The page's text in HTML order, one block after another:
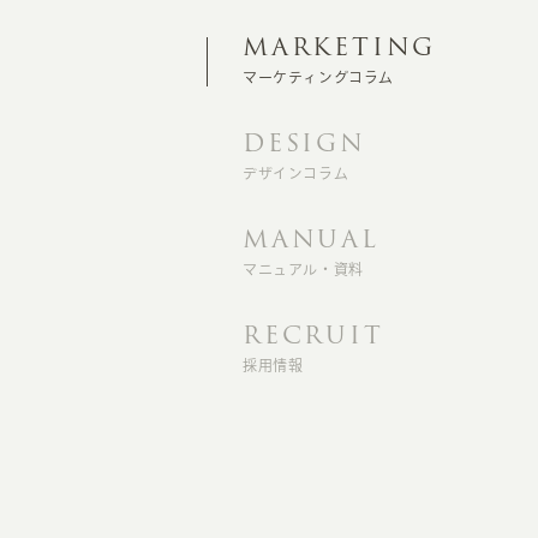
MARKETING
マーケティングコラム
DESIGN
デザインコラム
MANUAL
マニュアル・資料
RECRUIT
採用情報